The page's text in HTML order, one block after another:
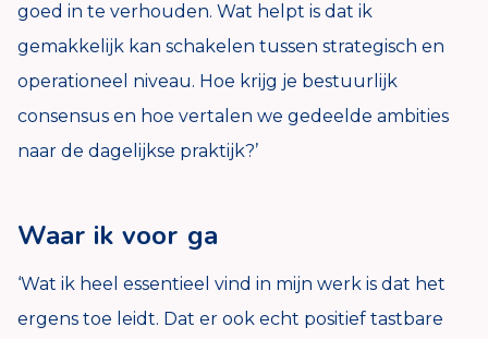
goed in te verhouden. Wat helpt is dat ik
gemakkelijk kan schakelen tussen strategisch en
operationeel niveau. Hoe krijg je bestuurlijk
consensus en hoe vertalen we gedeelde ambities
naar de dagelijkse praktijk?’
Waar ik voor ga
‘Wat ik heel essentieel vind in mijn werk is dat het
ergens toe leidt. Dat er ook echt positief tastbare